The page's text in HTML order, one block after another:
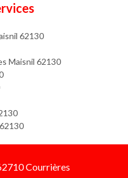
62130
Maisnil 62130
Courrières